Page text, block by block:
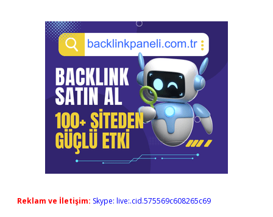
Reklam ve İletişim: Skype: live:.cid.575569c608265c69